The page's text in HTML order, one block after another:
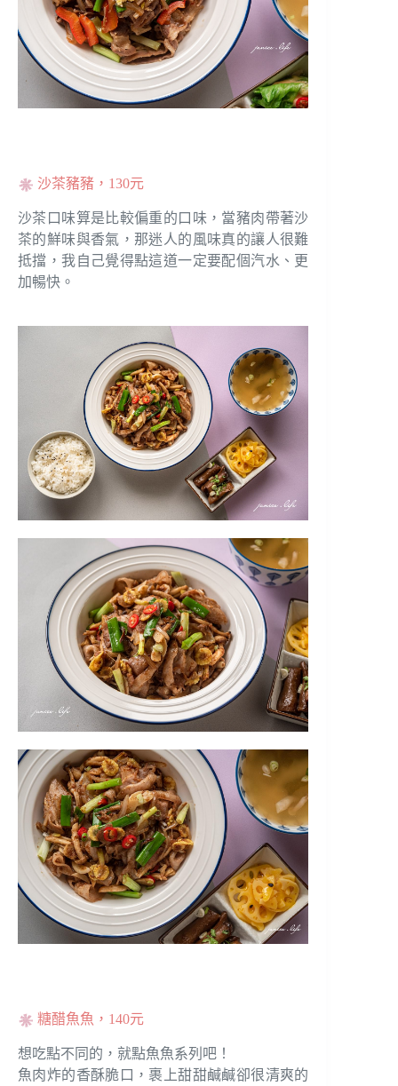
沙茶豬豬，130元
沙茶口味算是比較偏重的口味，當豬肉帶著沙
茶的鮮味與香氣，那迷人的風味真的讓人很難
抵擋，我自己覺得點這道一定要配個汽水、更
加暢快。
糖醋魚魚，140元
想吃點不同的，就點魚魚系列吧！
魚肉炸的香酥脆口，裹上甜甜鹹鹹卻很清爽的